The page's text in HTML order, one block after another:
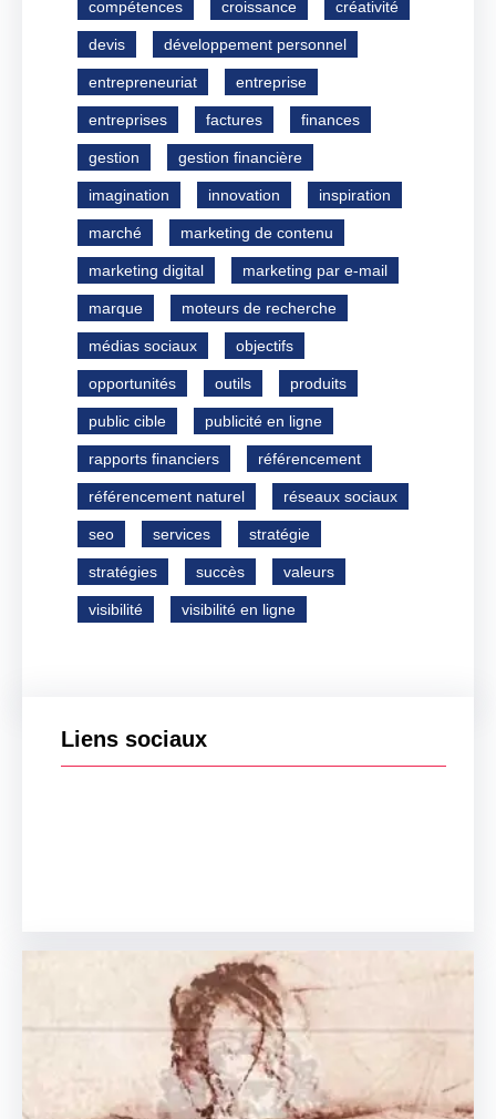
compétences croissance créativité
devis développement personnel
entrepreneuriat entreprise
entreprises factures finances
gestion gestion financière
imagination innovation inspiration
marché marketing de contenu
marketing digital marketing par e-mail
marque moteurs de recherche
médias sociaux objectifs
opportunités outils produits
public cible publicité en ligne
rapports financiers référencement
référencement naturel réseaux sociaux
seo services stratégie
stratégies succès valeurs
visibilité visibilité en ligne
Liens sociaux